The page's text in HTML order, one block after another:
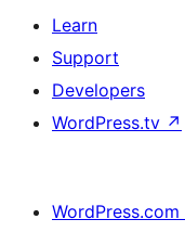
Learn
Support
Developers
WordPress.tv ↗
WordPress.com